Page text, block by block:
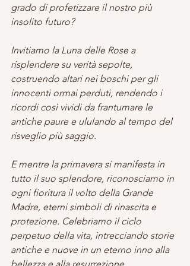
grado di profetizzare il nostro più
insolito futuro?
Invitiamo la Luna delle Rose a
risplendere su verità sepolte,
costruendo altari nei boschi per gli
innocenti ormai perduti, rendendo i
ricordi così vividi da frantumare le
antiche paure e ululando al tempo del
risveglio più saggio.
E mentre la primavera si manifesta in
tutto il suo splendore, riconosciamo in
ogni fioritura il volto della Grande
Madre, eterni simboli di rinascita e
protezione. Celebriamo il ciclo
perpetuo della vita, intrecciando storie
antiche e nuove in un eterno inno alla